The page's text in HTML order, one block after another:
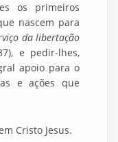
os primeiros
nascem para
da libertação
e pedir-lhes,
apoio para o
e ações que
Cristo Jesus.